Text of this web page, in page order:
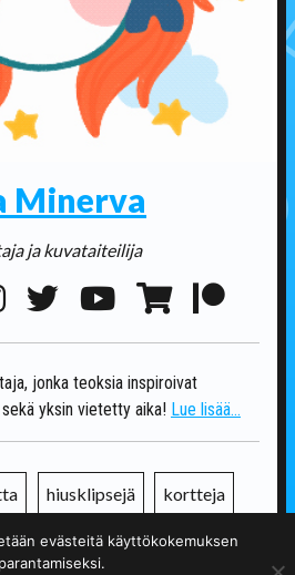
Minerva
ja kuvataiteilija
jonka teoksia inspiroivat
yksin vietetty aika! Lue lisää...
hiusklipsejä kortteja
kuvituksia muotokuvia
evästeitä käyttökokemuksen
parantamiseksi.